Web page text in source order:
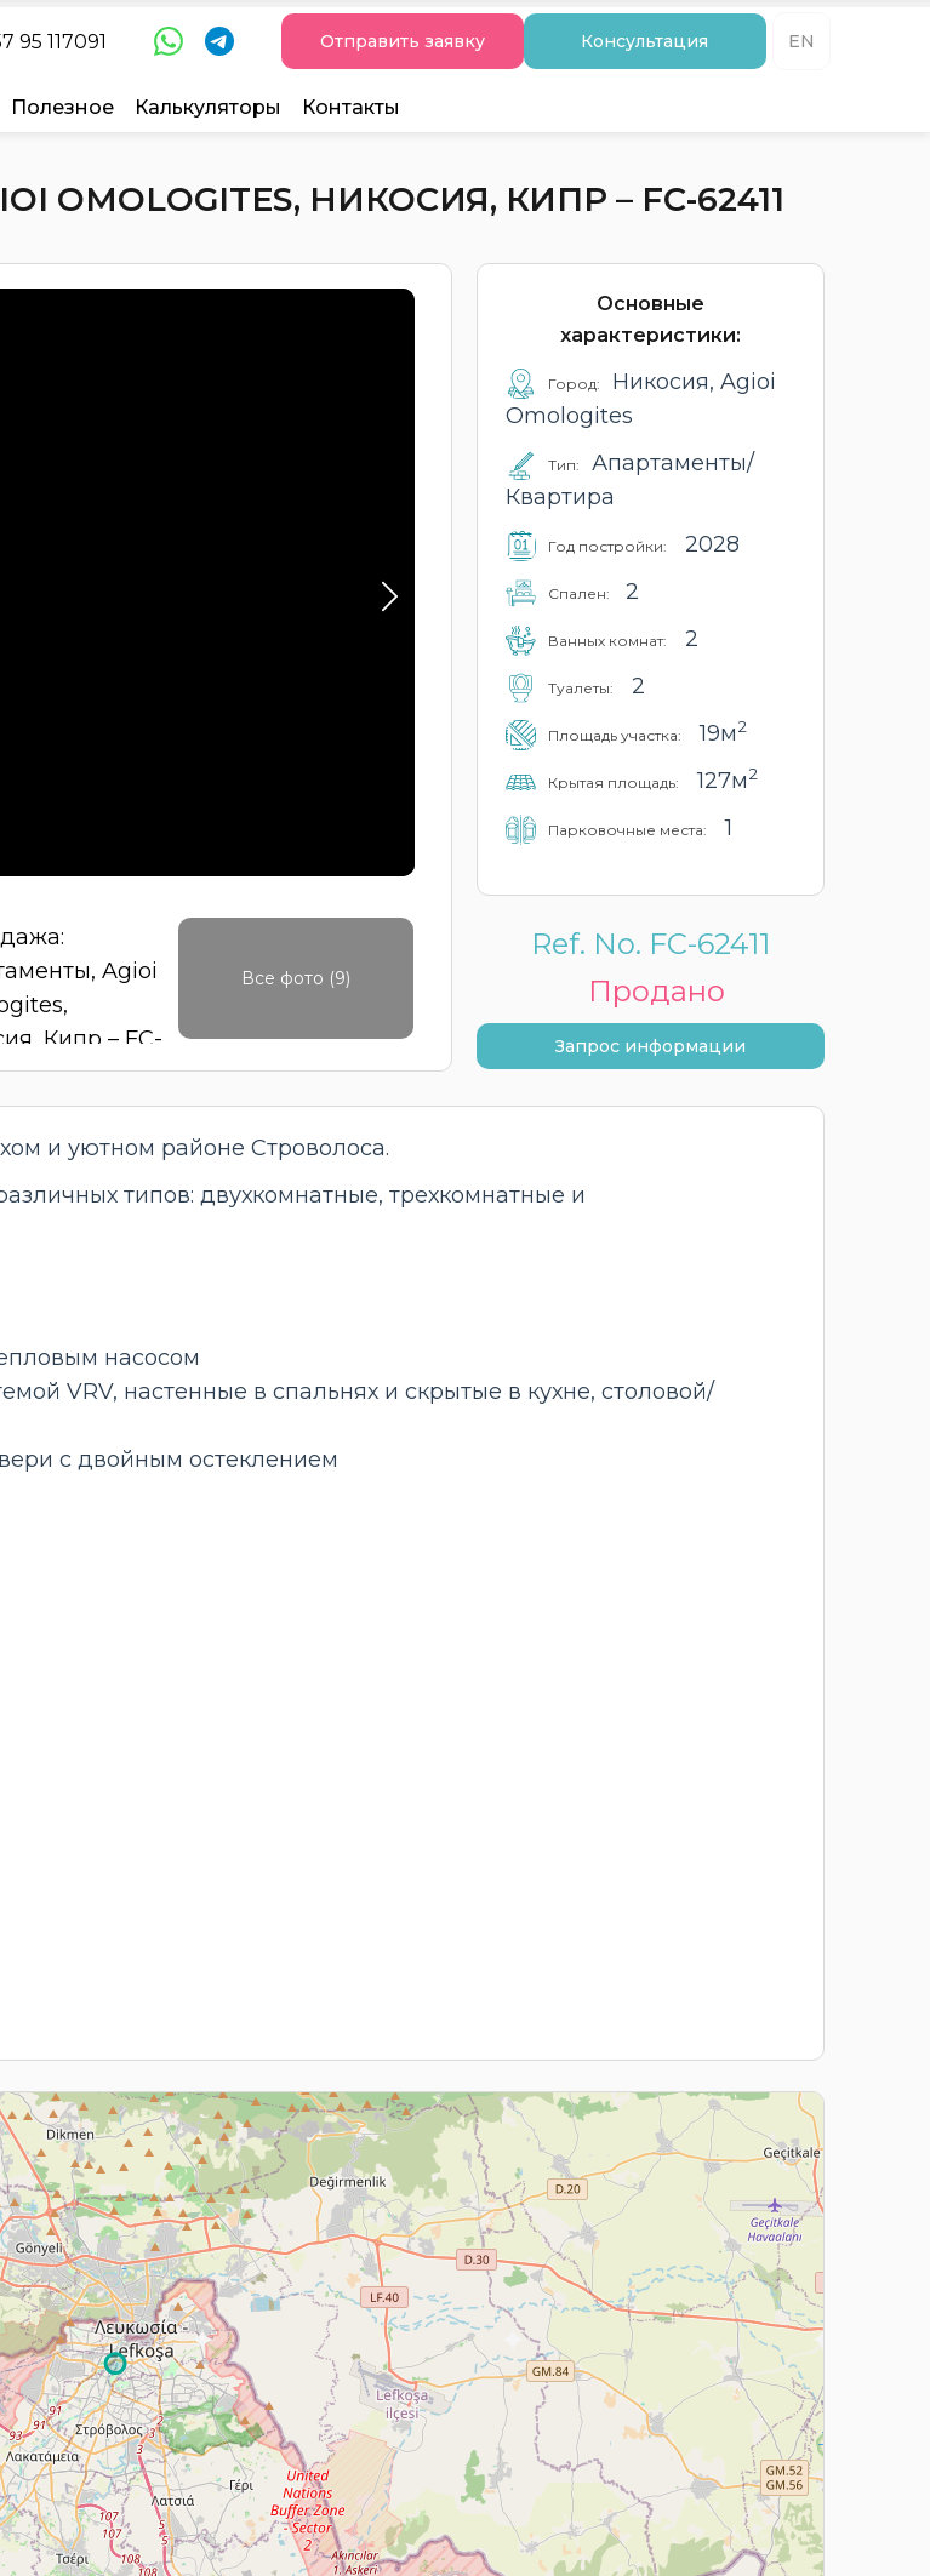
95 117091 Отправить заявку Консультация EN
Полезное Калькуляторы Контакты
НИКОСИЯ, КИПР – FC-62411
Все фото (9)
Основные
характеристики:
Город:
Никосия, Agioi
Omologites
Тип:
Апартаменты/
Квартира
Год постройки: 2028
Cпален: 2
Ванных комнат: 2
Туалеты: 2
Площадь участка: 19м2
Крытая площадь: 127м2
Парковочные места: 1
Ref. No. FC-62411
Продано
Запрос информации
и уютном районе Строволоса.
типов: двухкомнатные, трехкомнатные и
насосом
VRV, настенные в спальнях и скрытые в кухне, столовой/
с двойным остеклением